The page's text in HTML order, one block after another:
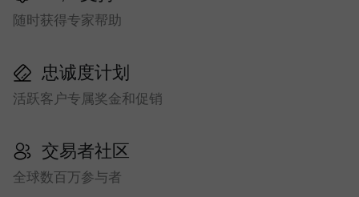
随时获得专家帮助
忠诚度计划
活跃客户专属奖金和促销
交易者社区
全球数百万参与者